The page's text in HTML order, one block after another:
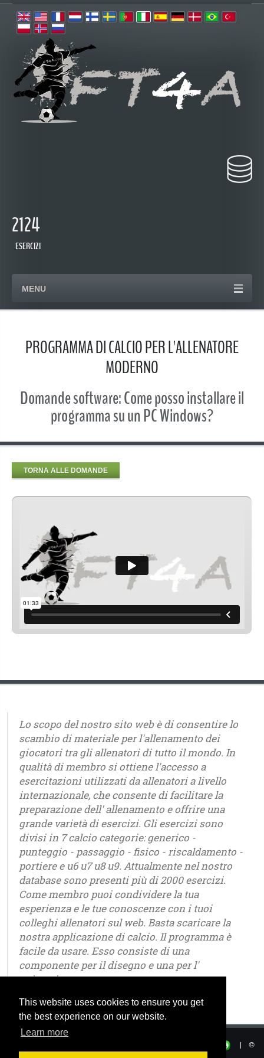
This website uses cookies to ensure you get
the best experience on our website.
Learn more
2124
ESERCIZI
MENU
PROGRAMMA DI CALCIO PER L'ALLENATORE
MODERNO
Domande software: Come posso installare il
programma su un PC Windows?
TORNA ALLE DOMANDE
Lo scopo del nostro sito web è di consentire lo
scambio di materiale per l'allenamento dei
giocatori tra gli allenatori di tutto il mondo. In
qualità di membro si ottiene l'accesso a
esercitazioni utilizzati da allenatori a livello
internazionale, che consente di facilitare la
preparazione dell' allenamento e offrire una
grande varietà di esercizi. Gli esercizi sono
divisi in 7 calcio categorie: generico -
punteggio - passaggio - fisico - riscaldamento -
portiere e u6 u7 u8 u9. Attualmente nel nostro
database sono presenti più di 2000 esercizi.
Come membro puoi condividere la tua
esperienza e le tue conoscenze con i tuoi
colleghi allenatori sul web. Basta scaricare la
nostra applicazione di calcio. Il programma è
facile da usare. Esso consiste di una
componente per il disegno e una per l'
animazione.
| ©